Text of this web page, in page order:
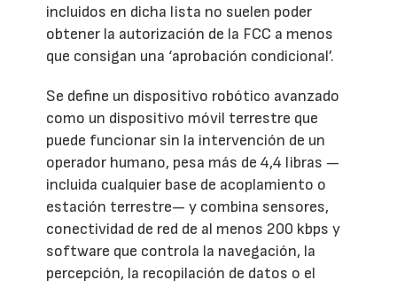
incluidos en dicha lista no suelen poder
obtener la autorización de la FCC a menos
que consigan una ‘aprobación condicional’.
Se define un dispositivo robótico avanzado
como un dispositivo móvil terrestre que
puede funcionar sin la intervención de un
operador humano, pesa más de 4,4 libras —
incluida cualquier base de acoplamiento o
estación terrestre— y combina sensores,
conectividad de red de al menos 200 kbps y
software que controla la navegación, la
percepción, la recopilación de datos o el